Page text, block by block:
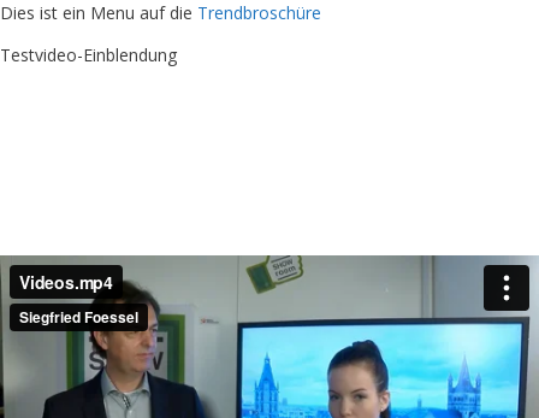
Dies ist ein Menu auf die Trendbroschüre
Testvideo-Einblendung